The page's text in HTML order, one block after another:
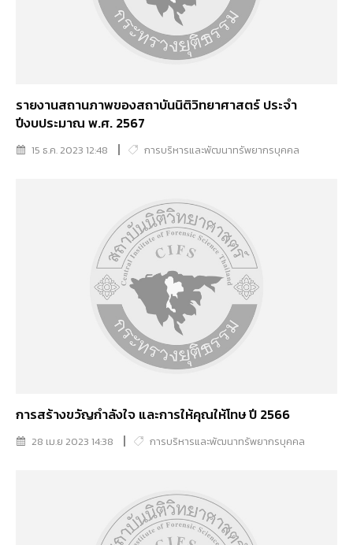
รายงานสถานภาพของสถาบันนิติวิทยาศาสตร์ ประจำ
ปีงบประมาณ พ.ศ. 2567
15 ธ.ค. 2023 12:48 การบริหารและพัฒนาทรัพยากรบุคคล
การสร้างขวัญกำลังใจ และการให้คุณให้โทษ ปี 2566
28 เม.ย 2023 14:38 การบริหารและพัฒนาทรัพยากรบุคคล